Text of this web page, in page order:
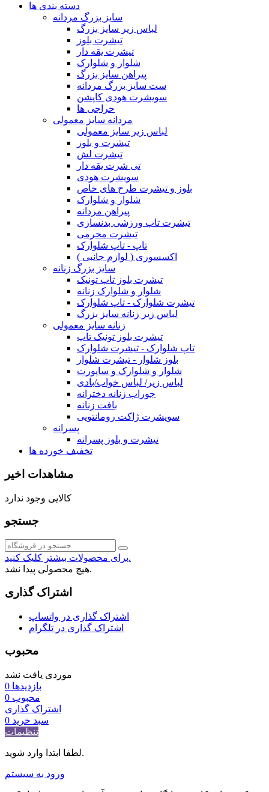
دسته بندی ها
سایز بزرگ مردانه
لباس زیر سایز بزرگ
تیشرت بلوز
تیشرت یقه دار
شلوار و شلوارک
پیراهن سایز بزرگ
ست سایز بزرگ مردانه
سویشرت هودی کاپشن
حراجی ها
مردانه سایز معمولی
لباس زیر سایز معمولی
تیشرت و بلوز
تیشرت لش
تی شرت یقه دار
سویشرت هودی
بلوز و تیشرت طرح های خاص
شلوار و شلوارک
پیراهن مردانه
تیشرت تاپ ورزشی بدنسازی
تیشرت محرمی
تاپ - تاپ شلوارک
اکسسوری ( لوازم جانبی )
سایز بزرگ زنانه
تیشرت بلوز تاپ تونیک
شلوار و شلوارک زنانه
تیشرت شلوارک - تاپ شلوارک
لباس زیر زنانه سایز بزرگ
زنانه سایز معمولی
تیشرت بلوز تونیک تاپ
تاپ شلوارک - تیشرت شلوارک
بلوز شلوار - تیشرت شلوار
شلوار و شلوارک و ساپورت
لباس زیر/ لباس خواب/بادی
جوراب زنانه دخترانه
بافت زنانه
سویشرت ژاکت رومانتویی
پسرانه
تیشرت و بلوز پسرانه
تخفیف خورده ها
مشاهدات اخیر
کالایی وجود ندارد
جستجو
برای محصولات بیشتر کلیک کنید.
هیچ محصولی پیدا نشد.
اشتراک گذاری
اشتراک گذاری در واتساپ
اشتراک گذاری در تلگرام
محبوب
موردی یافت نشد
بازدیدها 0
محبوب 0
اشتراک گذاری
سبد خرید 0
تنظیمات
لطفا ابتدا وارد شوید.
ورود به سیستم